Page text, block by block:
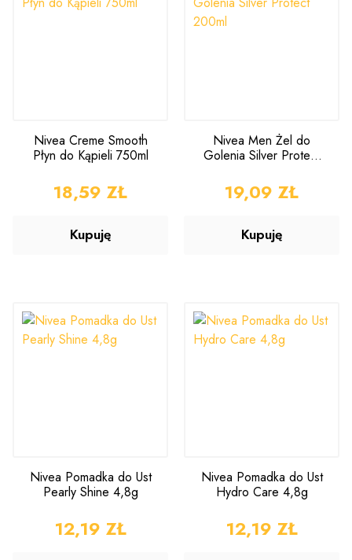
Nivea Creme Smooth
Płyn do Kąpieli 750ml
CENA
18,59 ZŁ
Kupuję
Nivea Men Żel do
Golenia Silver Protect
CENA
19,09 ZŁ
Kupuję
Nivea Pomadka do Ust
Pearly Shine 4,8g
CENA
12,19 ZŁ
Nivea Pomadka do Ust
Hydro Care 4,8g
CENA
12,19 ZŁ